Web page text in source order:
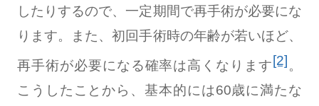
したりするので、一定期間で再手術が必要にな
ります。また、初回手術時の年齢が若いほど、
再手術が必要になる確率は高くなります[2]。
こうしたことから、基本的には60歳に満たな